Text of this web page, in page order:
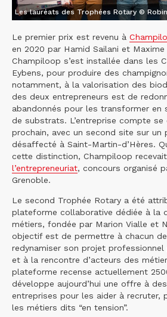
Les lauréats des Trophées Rotary ©
Le premier prix est revenu à
en 2020 par Hamid Sailani et Maxime
Champiloop s’est installée dans les
Eybens, pour produire des
notamment, à la valorisation des
des deux entrepreneurs est de
abandonnés pour les transformer en
de substrats. L’entreprise compte se
prochain, avec un second site sur un
désaffecté à Saint-Martin-d’Hères.
cette distinction, Champiloop
l’entrepreneuriat, concours organisé
Grenoble.
Le second Trophée Rotary a été
plateforme collaborative dédiée à la
métiers, fondée par Marion Vialle et
objectif est de permettre à chacun
redynamiser son projet professionnel
et à la rencontre d’acteurs des
plateforme recense actuellement
développe aujourd’hui une offre à
entreprises pour les aider à recruter,
les métiers dits “en tension”.